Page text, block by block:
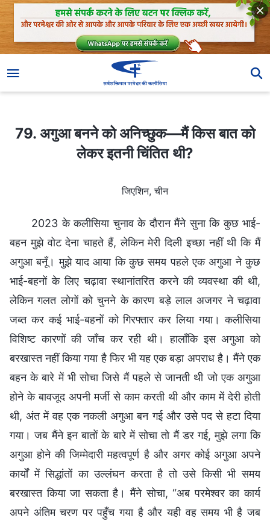
79. अगुआ बनने को अनिच्छुक—मैं किस बात को लेकर इतनी चिंतित थी?
79. अगुआ बनने को अनिच्छुक—मैं किस बात को
लेकर इतनी चिंतित थी?
जिएशिन, चीन
2023 के कलीसिया चुनाव के दौरान मैंने सुना कि कुछ भाई-
बहन मुझे वोट देना चाहते हैं, लेकिन मेरी दिली इच्छा नहीं थी कि मैं
अगुआ बनूँ। मुझे याद आया कि कुछ समय पहले एक अगुआ ने कुछ
भाई-बहनों के लिए चढ़ावा स्थानांतरित करने की व्यवस्था की थी,
लेकिन गलत लोगों को चुनने के कारण बड़े लाल अजगर ने चढ़ावा
जब्त कर कई भाई-बहनों को गिरफ्तार कर लिया गया। कलीसिया
विशिष्ट कारणों की जाँच कर रही थी। हालाँकि इस अगुआ को
बरखास्त नहीं किया गया है फिर भी यह एक बड़ा अपराध है। मैंने एक
बहन के बारे में भी सोचा जिसे मैं पहले से जानती थी जो एक अगुआ
होने के बावजूद अपनी मर्जी से काम करती थी और काम में देरी होती
थी, अंत में वह एक नकली अगुआ बन गई और उसे पद से हटा दिया
गया। जब मैंने इन बातों के बारे में सोचा तो मैं डर गई, मुझे लगा कि
अगुआ होने की जिम्मेदारी महत्वपूर्ण है और अगर कोई अगुआ अपने
कार्यों में सिद्धांतों का उल्लंघन करता है तो उसे किसी भी समय
बरखास्त किया जा सकता है। मैंने सोचा, “अब परमेश्वर का कार्य
अपने अंतिम चरण पर पहुँच गया है और यही वह समय भी है जब